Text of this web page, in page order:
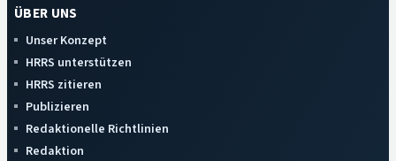
ÜBER UNS
Unser Konzept
HRRS unterstützen
HRRS zitieren
Publizieren
Redaktionelle Richtlinien
Redaktion